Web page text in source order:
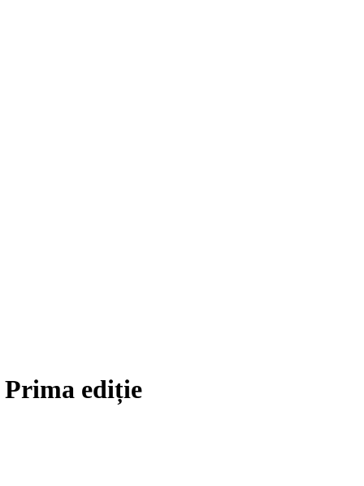
Prima ediție